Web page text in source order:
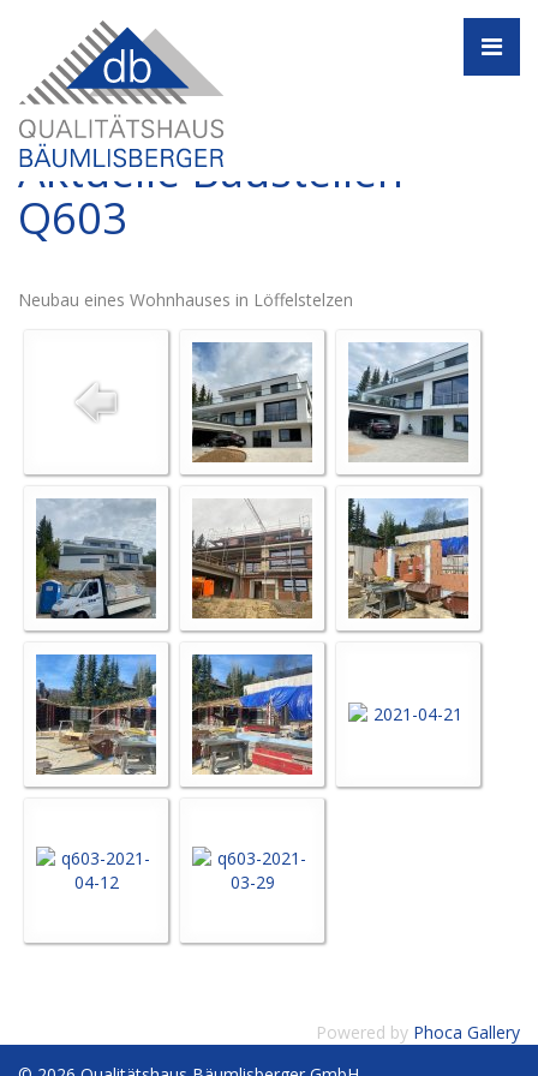
Aktuelle Baustellen -
Q603
Neubau eines Wohnhauses in Löffelstelzen
Powered by Phoca Gallery